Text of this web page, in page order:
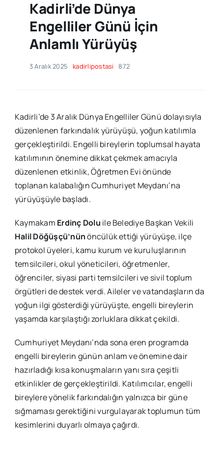
Kadirli’de Dünya
Engelliler Günü İçin
Anlamlı Yürüyüş
3 Aralık 2025 kadirlipostasi 872
Kadirli’de 3 Aralık Dünya Engelliler Günü dolayısıyla
düzenlenen farkındalık yürüyüşü, yoğun katılımla
gerçekleştirildi. Engelli bireylerin toplumsal hayata
katılımının önemine dikkat çekmek amacıyla
düzenlenen etkinlik, Öğretmen Evi önünde
toplanan kalabalığın Cumhuriyet Meydanı’na
yürüyüşüyle başladı.
Kaymakam Erdinç Dolu ile Belediye Başkan Vekili
Halil Döğüşçü’nünöncülük ettiği yürüyüşe, ilçe
protokol üyeleri, kamu kurum ve kuruluşlarının
temsilcileri, okul yöneticileri, öğretmenler,
öğrenciler, siyasi parti temsilcileri ve sivil toplum
örgütleri de destek verdi. Aileler ve vatandaşların da
yoğun ilgi gösterdiği yürüyüşte, engelli bireylerin
yaşamda karşılaştığı zorluklara dikkat çekildi.
Cumhuriyet Meydanı’nda sona eren programda
engelli bireylerin günün anlam ve önemine dair
hazırladığı kısa konuşmaların yanı sıra çeşitli
etkinlikler de gerçekleştirildi. Katılımcılar, engelli
bireylere yönelik farkındalığın yalnızca bir güne
sığmaması gerektiğini vurgulayarak toplumun tüm
kesimlerini duyarlı olmaya çağırdı.